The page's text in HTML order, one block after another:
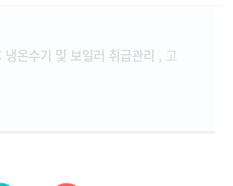
냉온수기 및 보일러 취급관리 , 고